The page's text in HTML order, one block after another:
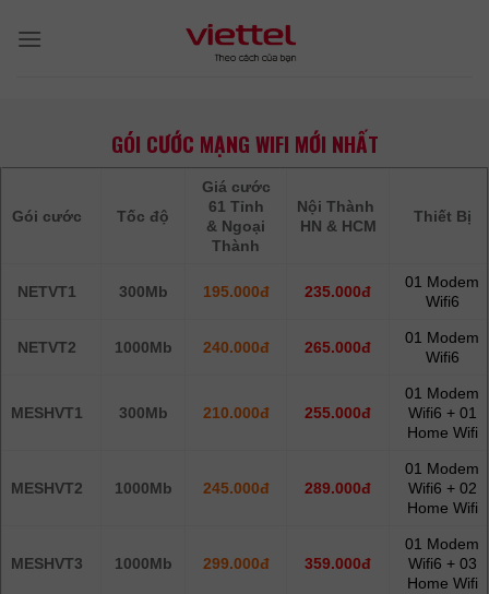
GÓI CƯỚC MẠNG WIFI MỚI NHẤT
Gói cước Tốc độ
Giá cước
61 Tỉnh
& Ngoại
Thành
Nội Thành
HN & HCM
Thiết Bị
NETVT1 300Mb 195.000đ 235.000đ
01 Modem
Wifi6
NETVT2 1000Mb 240.000đ 265.000đ
01 Modem
Wifi6
MESHVT1 300Mb 210.000đ 255.000đ
01 Modem
Wifi6 + 01
Home Wifi
MESHVT2 1000Mb 245.000đ 289.000đ
01 Modem
Wifi6 + 02
Home Wifi
MESHVT3 1000Mb 299.000đ 359.000đ
01 Modem
Wifi6 + 03
Home Wifi